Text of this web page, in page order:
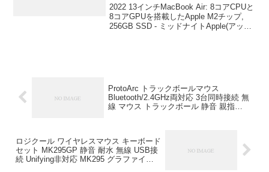
ミッドナイト Apple(アップル)
￥142,788
2022 13インチMacBook Air: 8コアCPUと
8コアGPUを搭載したApple M2チップ,
256GB SSD - ミッドナイトApple(アップ
ProtoArc トラックボールマウス
Bluetooth/2.4GHz両対応 3台同時接続 無
線 マウス トラックボール 静音 親指
応(ブラック) 【2024新登場】 ProtoArc
￥3,190
ロジクール ワイヤレスマウス キーボード
セット MK295GP 静音 耐水 無線 USB接
続 Unifying非対応 MK295 グラファイト